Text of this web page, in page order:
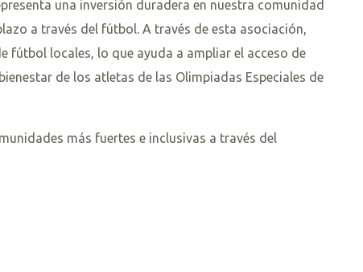
una inversión duradera en nuestra comunidad
a través del fútbol. A través de esta asociación,
fútbol locales, lo que ayuda a ampliar el acceso de
de los atletas de las Olimpiadas Especiales de
más fuertes e inclusivas a través del